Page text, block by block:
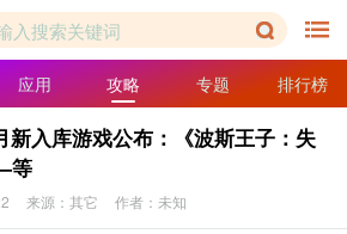
应用 攻略 专题 排行榜
新入库游戏公布：《波斯王子：失
等
来源：其它 作者：未知